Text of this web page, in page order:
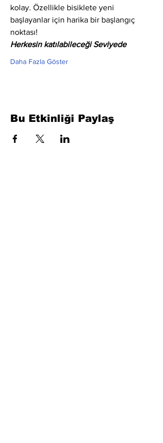
kolay. Özellikle bisiklete yeni
başlayanlar için harika bir başlangıç
noktası!
Herkesin katılabileceği Seviyede
Daha Fazla Göster
Bu Etkinliği Paylaş